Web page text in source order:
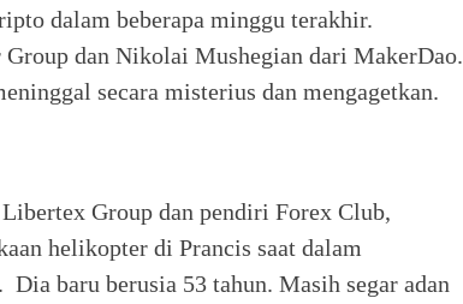
dalam beberapa minggu terakhir.
dan Nikolai Mushegian dari MakerDao.
secara misterius dan mengagetkan.
Group dan pendiri Forex Club,
helikopter di Prancis saat dalam
baru berusia 53 tahun. Masih segar adan